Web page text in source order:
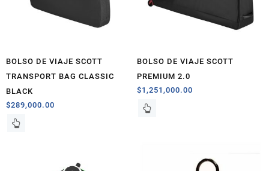
BOLSO DE VIAJE SCOTT
TRANSPORT BAG CLASSIC
BLACK
$289,000.00
BOLSO DE VIAJE SCOTT
PREMIUM 2.0
$1,251,000.00